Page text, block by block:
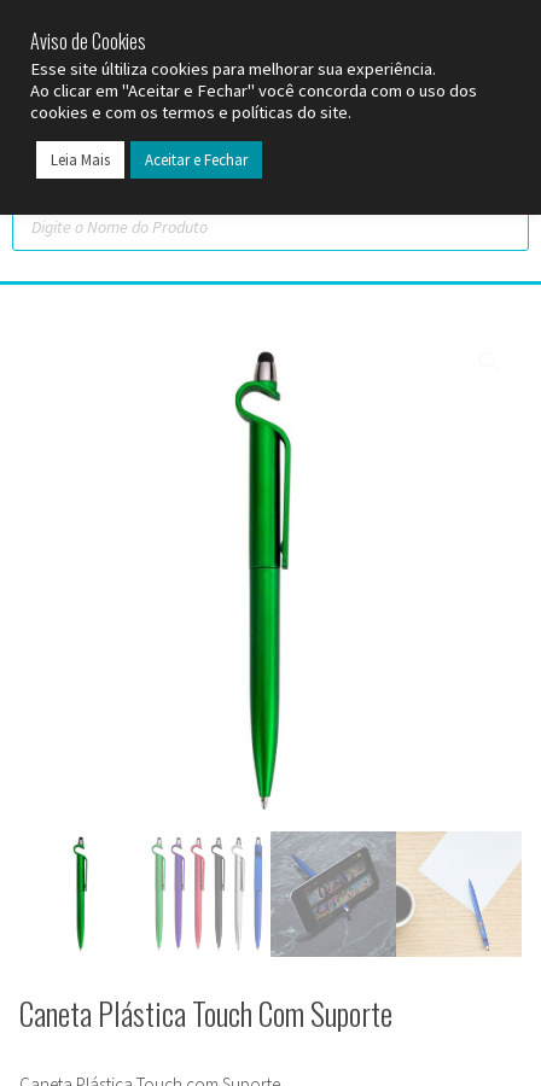
Caneta Plástica Touch Com Suporte
Aviso de Cookies
Esse site últiliza cookies para melhorar sua experiência.
Ao clicar em "Aceitar e Fechar" você concorda com o uso dos
cookies e com os termos e políticas do site.
Leia Mais Aceitar e Fechar